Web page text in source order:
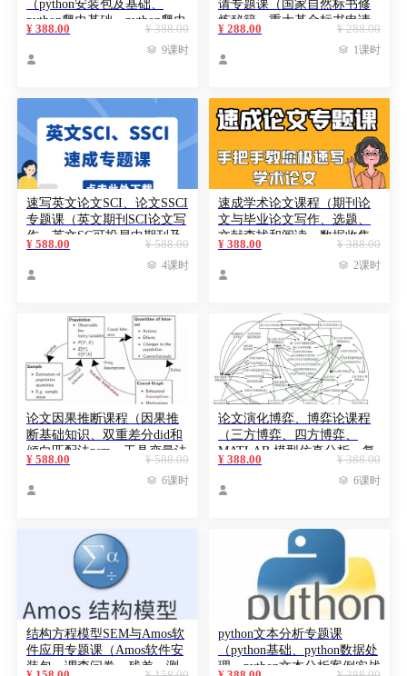
（python安装包及基础、
python爬虫基础、python爬虫
案例实战演练）
¥ 388.00
¥ 388.00

 9课时
请专题课（国家自然标书修
炼秘籍、重大基金标书申请
课程）
¥ 288.00
¥ 288.00

 1课时
速写英文论文SCI、论文SSCI
专题课（英文期刊SCI论文写
作、英文SC可投易中期刊及
选题、SCI全流程写作、英文
SCI润色翻译、英文论文投稿
¥ 588.00
¥ 588.00

 4课时
速成学术论文课程（期刊论
文与毕业论文写作、选题、
文献查找和阅读、数据收集
和清洗、实证全流程、题目
摘要、引言、文献综述、研
¥ 388.00
¥ 388.00

 2课时
论文因果推断课程（因果推
断基础知识、双重差分did和
倾向匹配法psm、工具变量法
iv、断点回归法rdd、合成控
制法）
¥ 588.00
¥ 588.00

 6课时
论文演化博弈、博弈论课程
（三方博弈、四方博弈、
MATLAB 模型仿真分析、复
制动态方程、敏感性稳定性
分析）
¥ 388.00
¥ 388.00

 6课时
结构方程模型SEM与Amos软
件应用专题课（Amos软件安
装包、调查问卷、残差、测
python文本分析专题课
（python基础、python数据处
理、python文本分析案例实战